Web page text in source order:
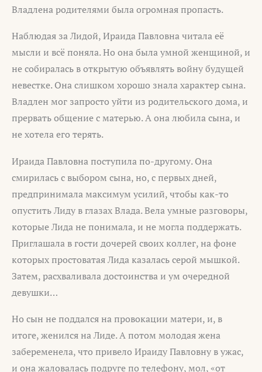
Владлена родителями была огромная пропасть.
Наблюдая за Лидой, Ираида Павловна читала её
мысли и всё поняла. Но она была умной женщиной, и
не собиралась в открытую объявлять войну будущей
невестке. Она слишком хорошо знала характер сына.
Владлен мог запросто уйти из родительского дома, и
прервать общение с матерью. А она любила сына, и
не хотела его терять.
Ираида Павловна поступила по-другому. Она
смирилась с выбором сына, но, с первых дней,
предпринимала максимум усилий, чтобы как-то
опустить Лиду в глазах Влада. Вела умные разговоры,
которые Лида не понимала, и не могла поддержать.
Приглашала в гости дочерей своих коллег, на фоне
которых простоватая Лида казалась серой мышкой.
Затем, расхваливала достоинства и ум очередной
девушки…
Но сын не поддался на провокации матери, и, в
итоге, женился на Лиде. А потом молодая жена
забеременела, что привело Ираиду Павловну в ужас,
и она жаловалась подруге по телефону, мол, «от